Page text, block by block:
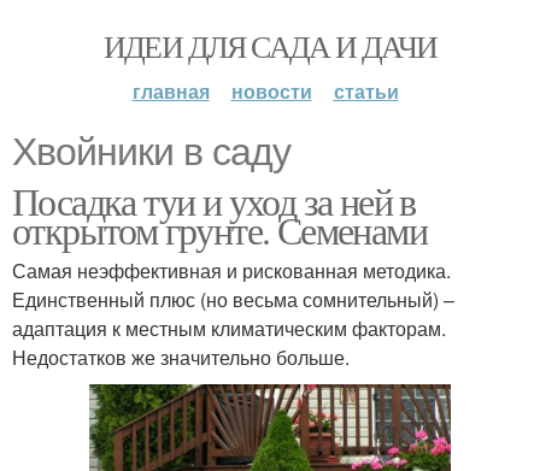
ИДЕИ ДЛЯ САДА И ДАЧИ
главная новости статьи
Хвойники в саду
Посадка туи и уход за ней в
открытом грунте. Семенами
Самая неэффективная и рискованная методика.
Единственный плюс (но весьма сомнительный) –
адаптация к местным климатическим факторам.
Недостатков же значительно больше.